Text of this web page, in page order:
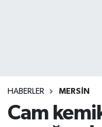
HABERLER MERSIN
Cam